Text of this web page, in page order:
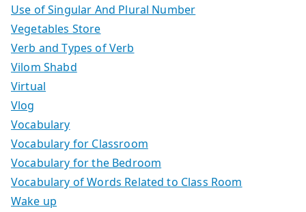
Use of Singular And Plural Number
Vegetables Store
Verb and Types of Verb
Vilom Shabd
Virtual
Vlog
Vocabulary
Vocabulary for Classroom
Vocabulary for the Bedroom
Vocabulary of Words Related to Class Room
Wake up